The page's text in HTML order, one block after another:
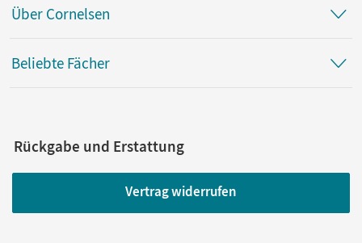
Über Cornelsen
Beliebte Fächer
Rückgabe und Erstattung
Vertrag widerrufen